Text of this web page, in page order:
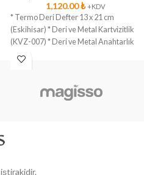
1,120.00₺ +KDV
* Termo Deri Defter 13 x 21 cm
(Eskihisar) * Deri ve Metal Kartvizitlik
(KVZ-007) * Deri ve Metal Anahtarlık
iştirakidir.